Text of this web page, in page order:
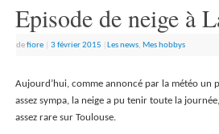
Episode de neige à
defiore | 3 février 2015 |Les news, Mes hobbys
Aujourd’hui, comme annoncé par la météo un
assez sympa, la neige a pu tenir toute la
assez rare sur Toulouse.